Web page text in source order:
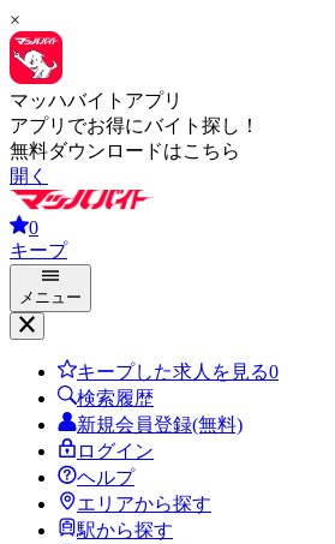
×
マッハバイトアプリ
アプリでお得にバイト探し！
無料ダウンロードはこちら
開く
0
キープ
メニュー
キープした求人を見る0
検索履歴
新規会員登録(無料)
ログイン
ヘルプ
エリアから探す
駅から探す